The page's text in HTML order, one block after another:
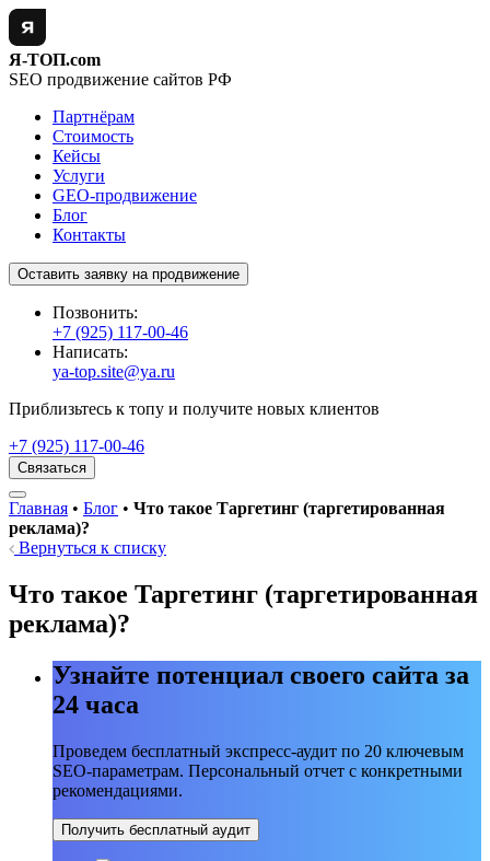
Я-ТОП.com
SEO продвижение сайтов РФ
Партнёрам
Стоимость
Кейсы
Услуги
GEO-продвижение
Блог
Контакты
Оставить заявку на продвижение
Позвонить:
+7 (925) 117-00-46
Написать:
ya-top.site@ya.ru
Приблизьтесь к топу и получите новых клиентов
+7 (925) 117-00-46
Связаться
Главная • Блог • Что такое Таргетинг (таргетированная
реклама)?
Вернуться к списку
Что такое Таргетинг (таргетированная
реклама)?
Узнайте потенциал своего сайта за
24 часа
Проведем бесплатный экспресс-аудит по 20 ключевым
SEO-параметрам. Персональный отчет с конкретными
рекомендациями.
Получить бесплатный аудит